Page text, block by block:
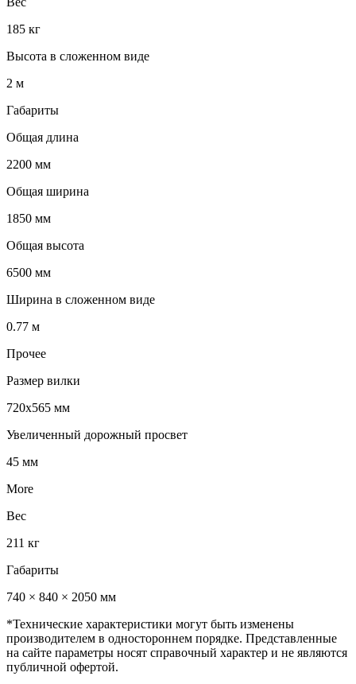
185 кг
Высота в сложенном виде
2 м
Габариты
Общая длина
2200 мм
Общая ширина
1850 мм
Общая высота
6500 мм
Ширина в сложенном виде
0.77 м
Прочее
Размер вилки
720х565 мм
Увеличенный дорожный просвет
45 мм
More
Вес
211 кг
Габариты
740 × 840 × 2050 мм
*Технические характеристики могут быть изменены
производителем в одностороннем порядке. Представленные
на сайте параметры носят справочный характер и не являются
публичной офертой.